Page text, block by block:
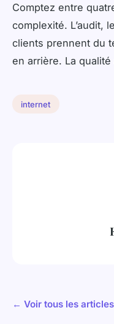
Comptez entre
complexité. L’audit,
clients prennent du
en arrière. La
internet
← Voir tous les